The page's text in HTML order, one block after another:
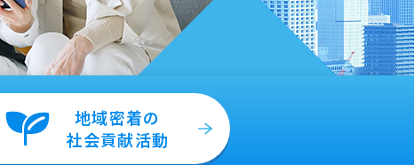
地域密着の
社会貢献活動